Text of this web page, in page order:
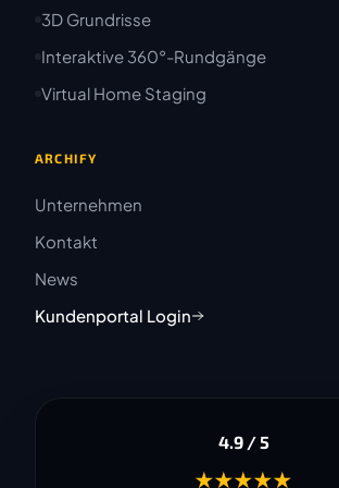
3D Grundrisse
Interaktive 360°-Rundgänge
Virtual Home Staging
ARCHIFY
Unternehmen
Kontakt
News
Kundenportal Login
4.9 / 5
★★★★★